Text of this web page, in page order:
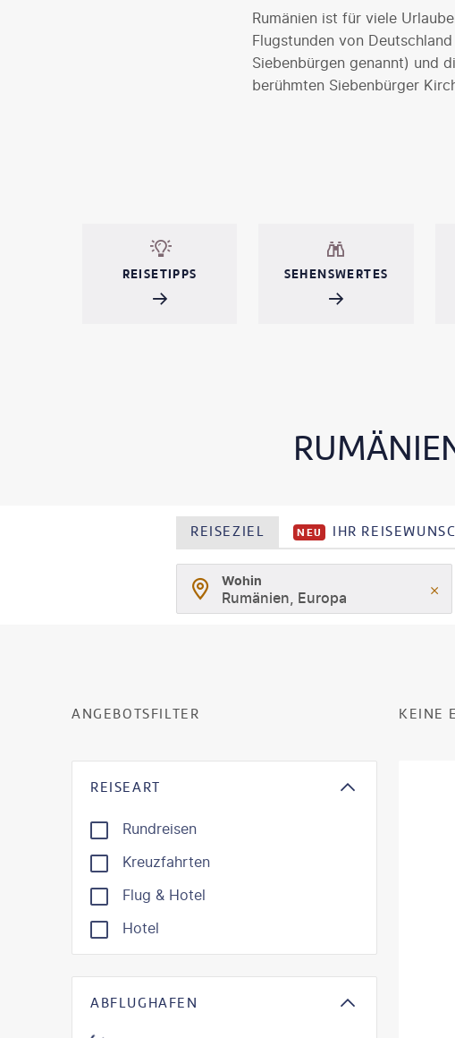
Rumänien ist für viele
Flugstunden von
Siebenbürgen genannt) und
berühmten Siebenbürger
REISETIPPS SEHENSWERTES
REISEZIEL NEU IHR
Wohin
Rumänien, Europa
ANGEBOTSFILTER
REISEART
Rundreisen
Kreuzfahrten
Flug & Hotel
Hotel
ABFLUGHAFEN
KEINE